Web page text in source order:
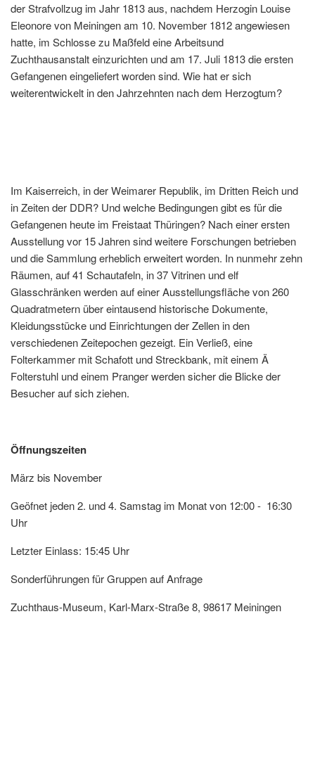
der Strafvollzug im Jahr 1813 aus, nachdem Herzogin Louise
Eleonore von Meiningen am 10. November 1812 angewiesen
hatte, im Schlosse zu Maßfeld eine Arbeitsund
Zuchthausanstalt einzurichten und am 17. Juli 1813 die ersten
Gefangenen eingeliefert worden sind. Wie hat er sich
weiterentwickelt in den Jahrzehnten nach dem Herzogtum?
Im Kaiserreich, in der Weimarer Republik, im Dritten Reich und
in Zeiten der DDR? Und welche Bedingungen gibt es für die
Gefangenen heute im Freistaat Thüringen? Nach einer ersten
Ausstellung vor 15 Jahren sind weitere Forschungen betrieben
und die Sammlung erheblich erweitert worden. In nunmehr zehn
Räumen, auf 41 Schautafeln, in 37 Vitrinen und elf
Glasschränken werden auf einer Ausstellungsfläche von 260
Quadratmetern über eintausend historische Dokumente,
Kleidungsstücke und Einrichtungen der Zellen in den
verschiedenen Zeitepochen gezeigt. Ein Verließ, eine
Folterkammer mit Schafott und Streckbank, mit einem Ä
Folterstuhl und einem Pranger werden sicher die Blicke der
Besucher auf sich ziehen.
Öffnungszeiten
März bis November
Geöfnet jeden 2. und 4. Samstag im Monat von 12:00 - 16:30
Uhr
Letzter Einlass: 15:45 Uhr
Sonderführungen für Gruppen auf Anfrage
Zuchthaus-Museum, Karl-Marx-Straße 8, 98617 Meiningen